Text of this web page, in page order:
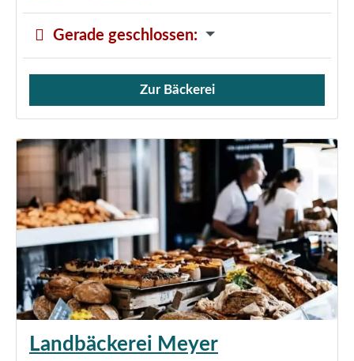
Gerade geschlossen:
Verkauf von Brötchen,
Zur Bäckerei
Landbäckerei Meyer